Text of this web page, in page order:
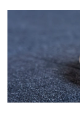
o
l
o
r
u